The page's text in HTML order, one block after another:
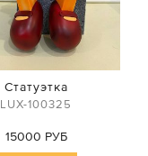
Статуэтка
LUX-100325
15000 РУБ